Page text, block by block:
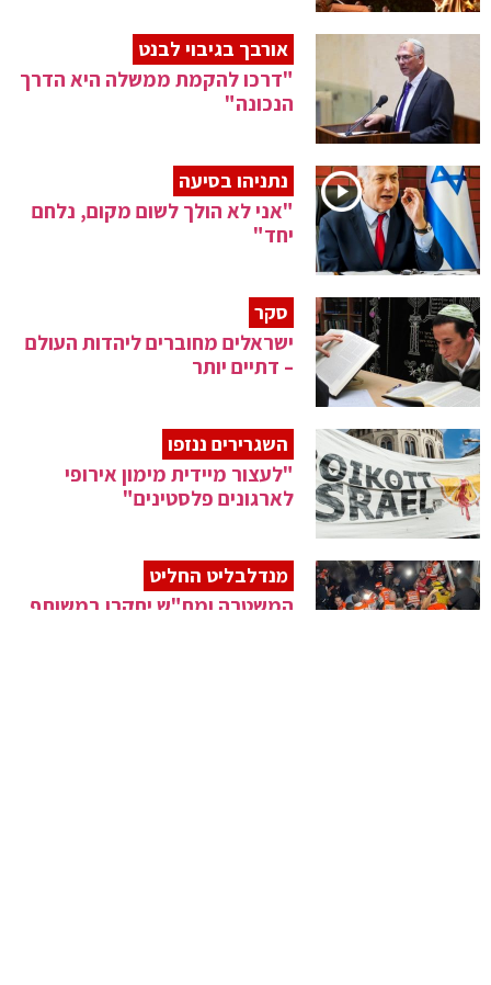
אורבך בגיבוי לבנט
"דרכו להקמת ממשלה היא הדרך
הנכונה"
נתניהו בסיעה
"אני לא הולך לשום מקום, נלחם
יחד"
סקר
ישראלים מחוברים ליהדות העולם
– דתיים יותר
השגרירים ננזפו
"לעצור מיידית מימון אירופי
לארגונים פלסטינים"
מנדלבליט החליט
המשטרה ומח"ש יחקרו במשותף